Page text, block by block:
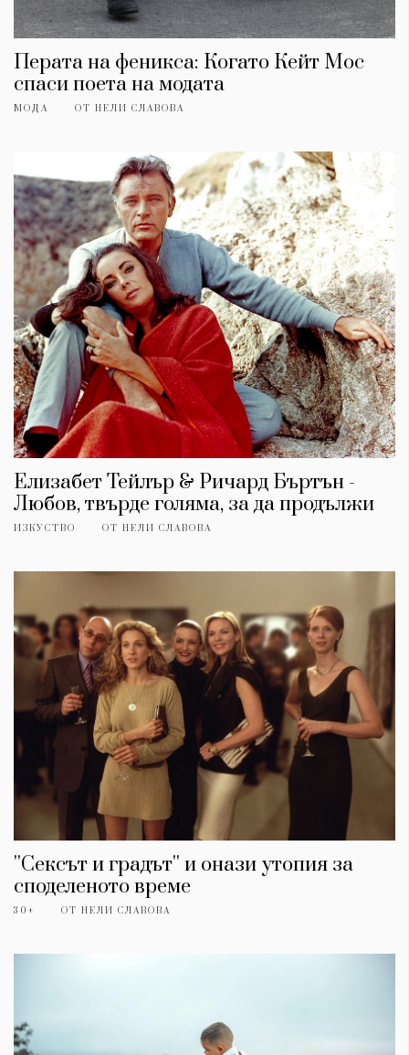
Перата на феникса: Когато Кейт Мос
спаси поета на модата
МОДА ОТ НЕЛИ СЛАВОВА
Елизабет Тейлър & Ричард Бъртън -
Любов, твърде голяма, за да продължи
ИЗКУСТВО ОТ НЕЛИ СЛАВОВА
''Сексът и градът'' и онази утопия за
споделеното време
30+ ОТ НЕЛИ СЛАВОВА